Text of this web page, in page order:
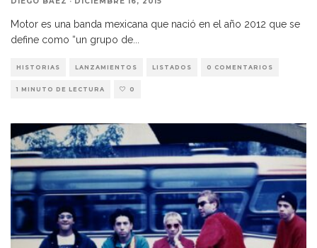
Motor es una banda mexicana que nació en el año 2012 que se
define como “un grupo de
HISTORIAS LANZAMIENTOS LISTADOS 0 COMENTARIOS
1 MINUTO DE LECTURA 0